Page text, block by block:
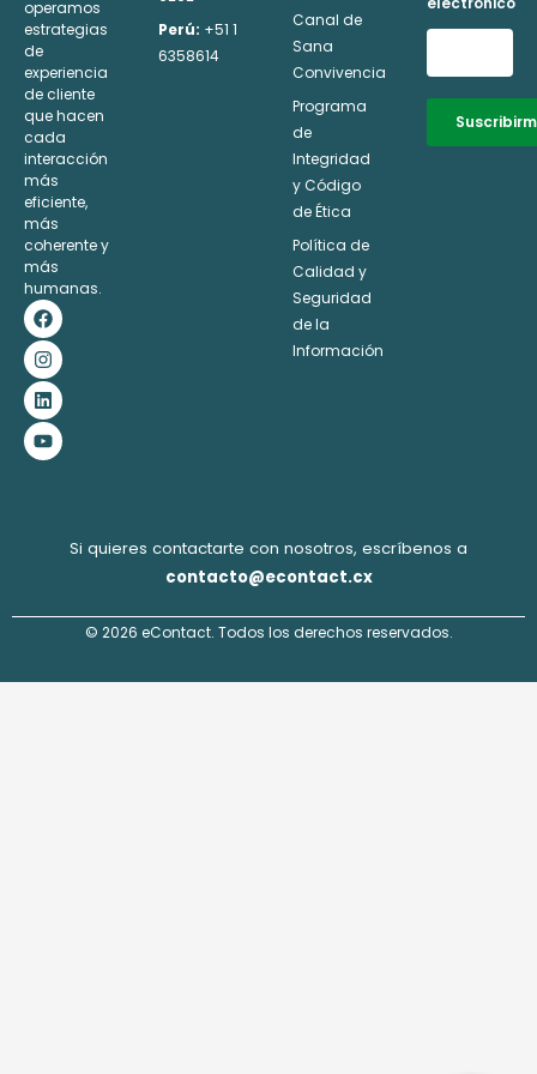
operamos
estrategias
de
experiencia
de cliente
que hacen
cada
interacción
más
eficiente,
más
coherente y
más
humanas.
F
a
c
e
b
o
o
k
I
n
s
t
a
g
r
a
m
L
i
n
k
e
d
i
n
Y
o
u
t
u
b
e
Perú: +51 1
6358614
Canal de
Sana
Convivencia
Programa
de
Integridad
y Código
de Ética
Política de
Calidad y
Seguridad
de la
Información
Si quieres contactarte con nosotros, escríbenos a
contacto@econtact.cx
© 2026 eContact. Todos los derechos reservados.